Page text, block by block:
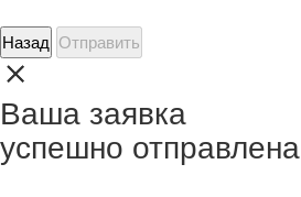
Назад Отправить
Ваша заявка
успешно отправлена